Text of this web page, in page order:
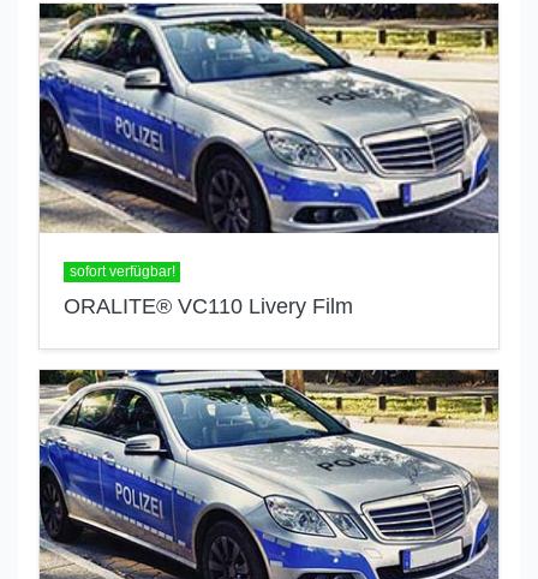
sofort verfügbar!
ORALITE® VC110 Livery Film